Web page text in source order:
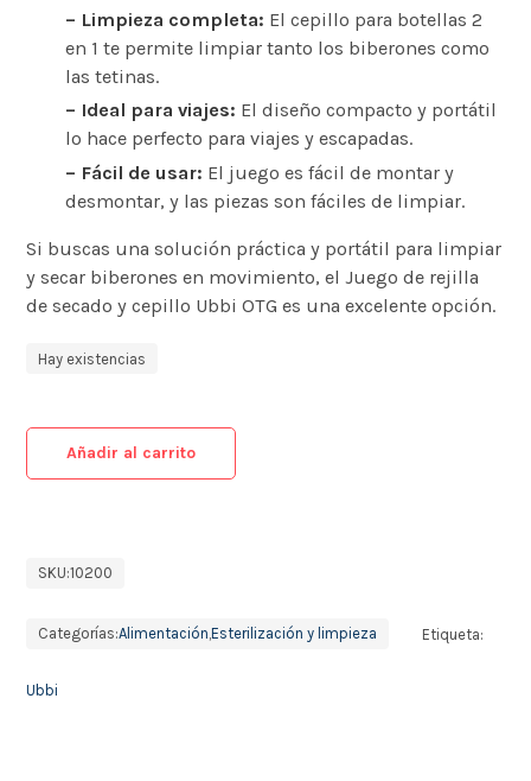
– Limpieza completa: El cepillo para botellas 2
en 1 te permite limpiar tanto los biberones como
las tetinas.
– Ideal para viajes: El diseño compacto y portátil
lo hace perfecto para viajes y escapadas.
– Fácil de usar: El juego es fácil de montar y
desmontar, y las piezas son fáciles de limpiar.
Si buscas una solución práctica y portátil para limpiar
y secar biberones en movimiento, el Juego de rejilla
de secado y cepillo Ubbi OTG es una excelente opción.
Hay existencias
Añadir al carrito
SKU:10200
Categorías:Alimentación,Esterilización y limpieza Etiqueta:
Ubbi